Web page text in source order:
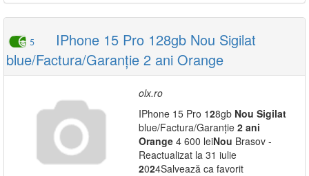
5
IPhone 15 Pro 128gb Nou Sigilat
blue/Factura/Garanție 2 ani Orange
olx.ro
IPhone 15 Pro 128gb Nou Sigilat
blue/Factura/Garanție 2 ani
Orange 4 600 leiNou Brasov -
Reactualizat la 31 iulie
2024Salvează ca favorit